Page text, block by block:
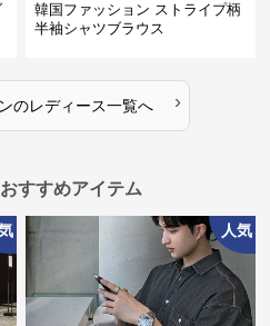
韓国ファッション ストライプ柄
半袖シャツブラウス
のレディース一覧へ ›
すすめアイテム
人気